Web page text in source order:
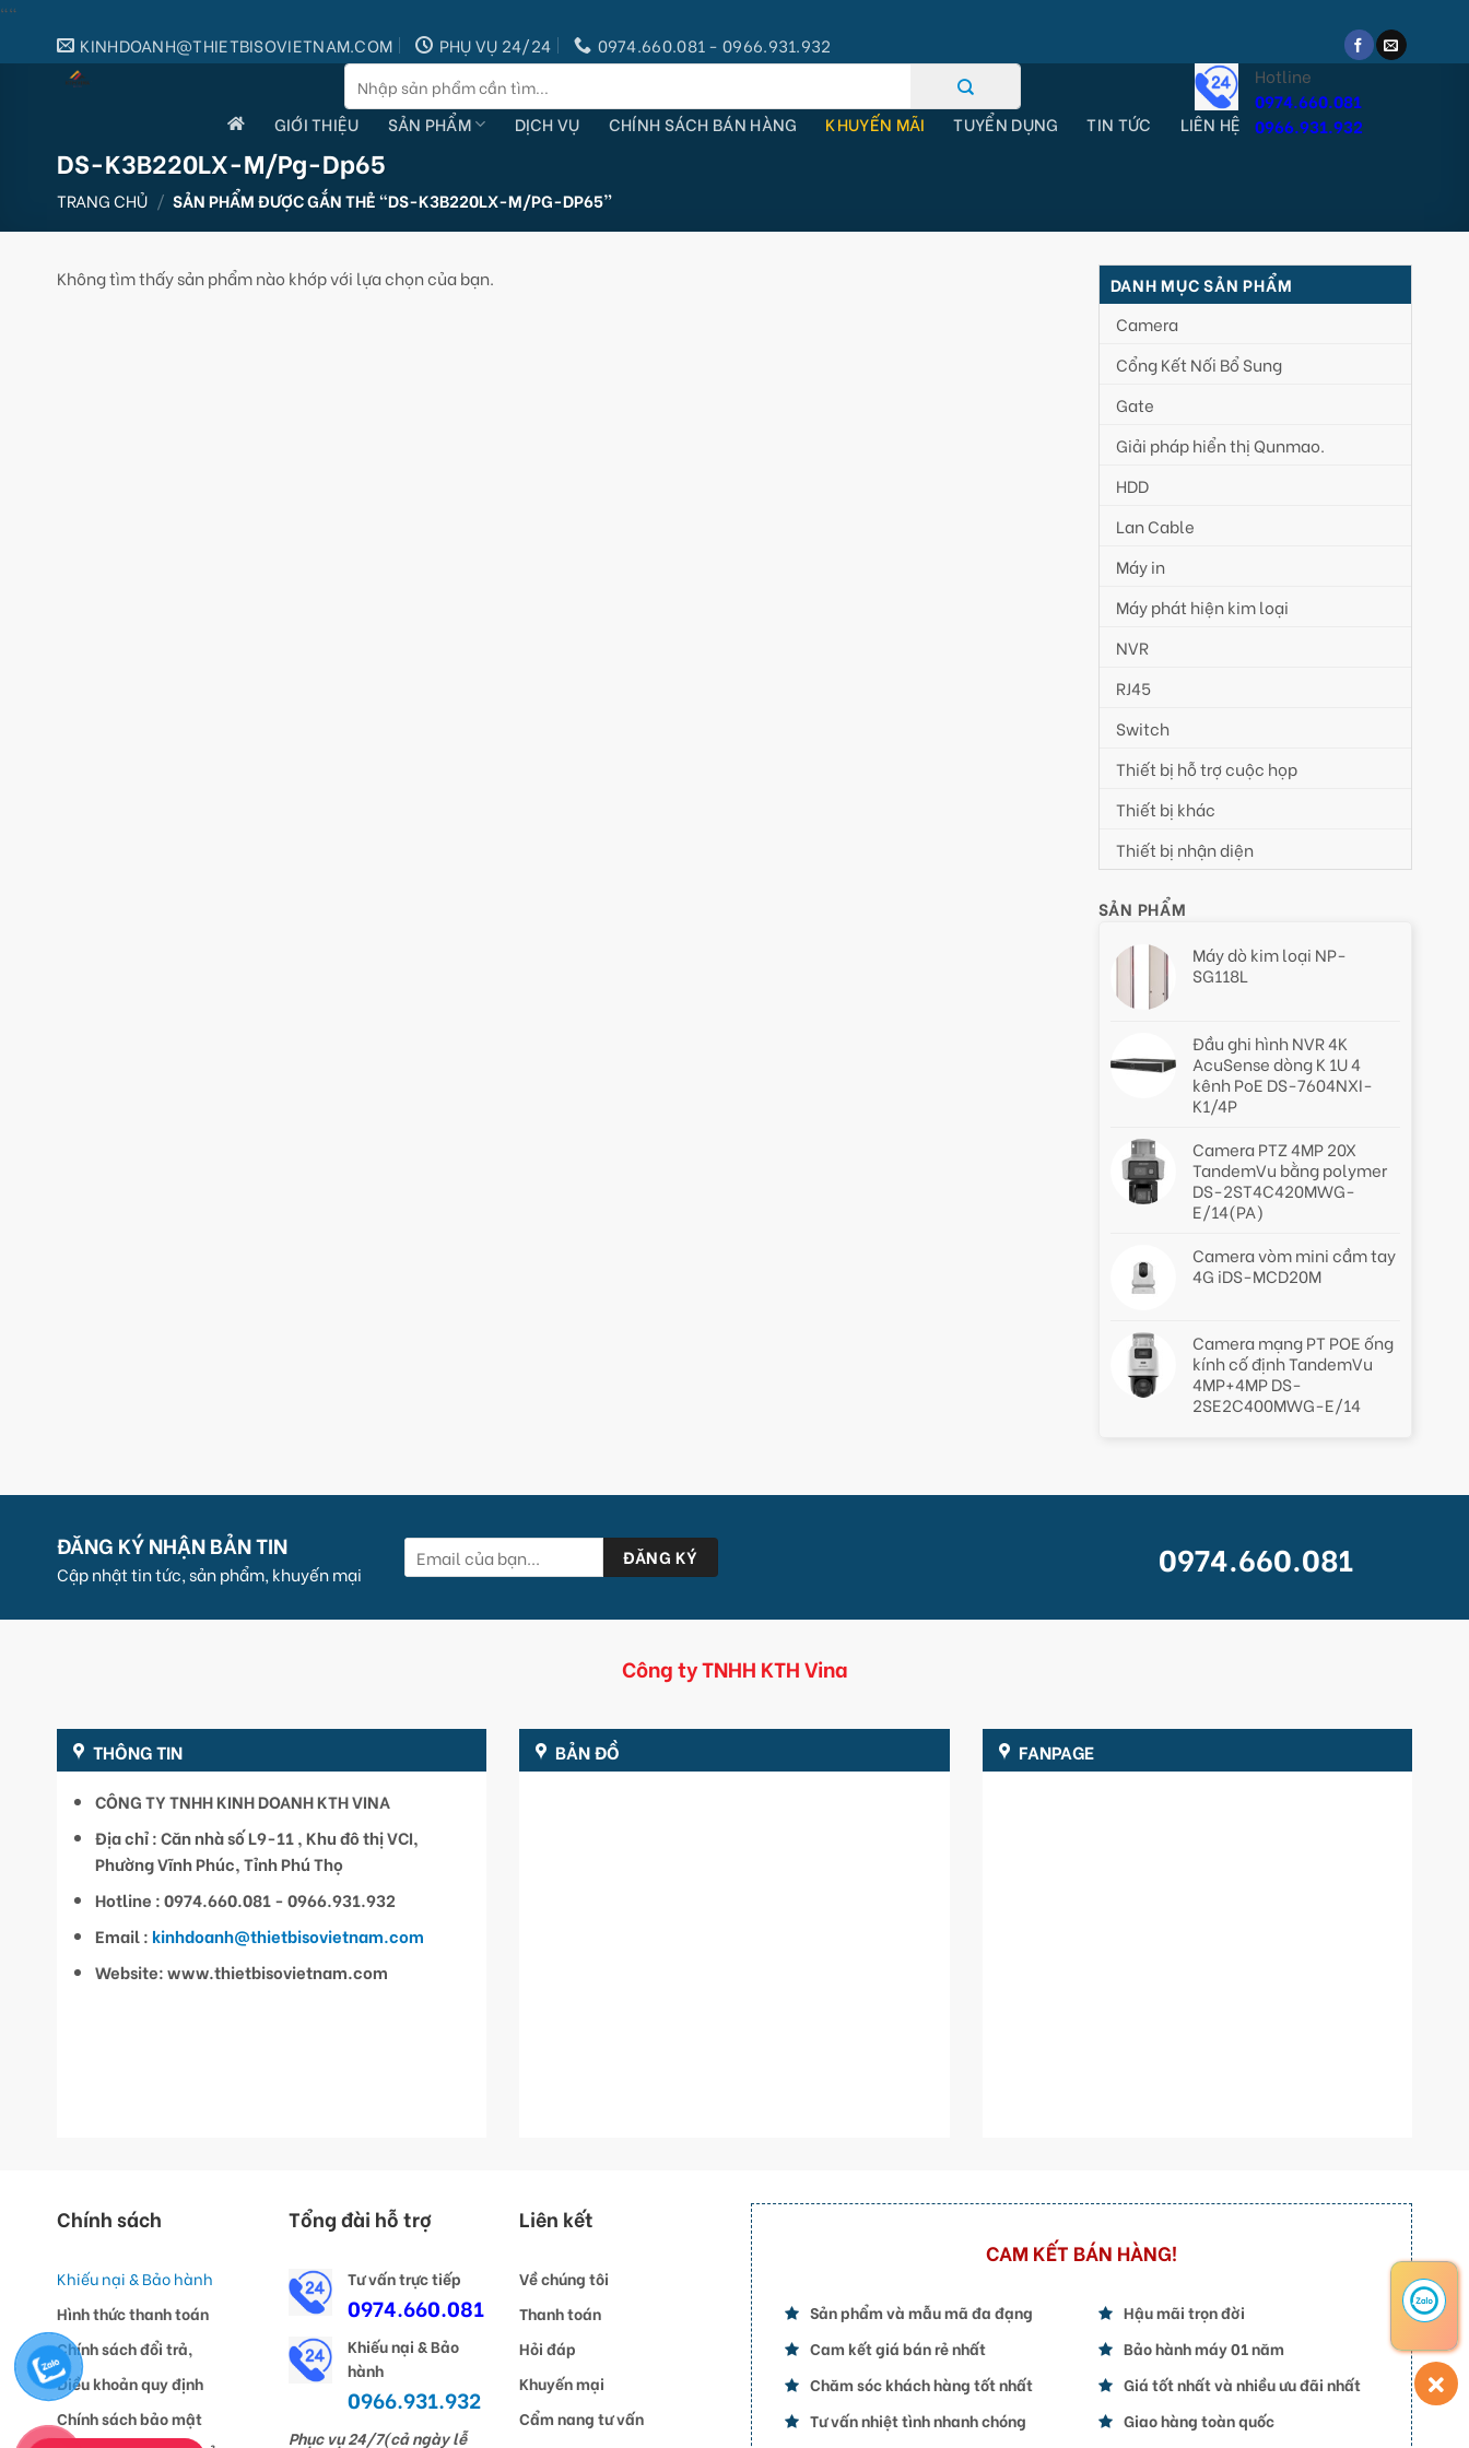
""
content
KINHDOANH@THIETBISOVIETNAM.COM PHỤ VỤ 24/24 0974.660.081 - 0966.931.932
Tìm
kiếm:
Hotline
0974.660.081
0966.931.932
GIỚI THIỆU SẢN PHẨM DỊCH VỤ CHÍNH SÁCH BÁN HÀNG KHUYẾN MÃI TUYỂN DỤNG TIN TỨC LIÊN HỆ
DS-K3B220LX-M/Pg-Dp65
TRANG CHỦ / SẢN PHẨM ĐƯỢC GẮN THẺ “DS-K3B220LX-M/PG-DP65”
Không tìm thấy sản phẩm nào khớp với lựa chọn của bạn.
DANH MỤC SẢN PHẨM
Camera
Cổng Kết Nối Bổ Sung
Gate
Giải pháp hiển thị Qunmao.
HDD
Lan Cable
Máy in
Máy phát hiện kim loại
NVR
RJ45
Switch
Thiết bị hỗ trợ cuộc họp
Thiết bị khác
Thiết bị nhận diện
SẢN PHẨM
Máy dò kim loại NP-
SG118L
Đầu ghi hình NVR 4K
AcuSense dòng K 1U 4
kênh PoE DS-7604NXI-
K1/4P
Camera PTZ 4MP 20X
TandemVu bằng polymer
DS-2ST4C420MWG-
E/14(PA)
Camera vòm mini cầm tay
4G iDS-MCD20M
Camera mạng PT POE ống
kính cố định TandemVu
4MP+4MP DS-
2SE2C400MWG-E/14
ĐĂNG KÝ NHẬN BẢN TIN
Cập nhật tin tức, sản phẩm, khuyến mại 0974.660.081
Công ty TNHH KTH Vina
THÔNG TIN
CÔNG TY TNHH KINH DOANH KTH VINA
Địa chỉ : Căn nhà số L9-11 , Khu đô thị VCI,
Phường Vĩnh Phúc, Tỉnh Phú Thọ
Hotline : 0974.660.081 - 0966.931.932
Email : kinhdoanh@thietbisovietnam.com
Website: www.thietbisovietnam.com
BẢN ĐỒ FANPAGE
Chính sách
Khiếu nại & Bảo hành
Hình thức thanh toán
Chính sách đổi trả,
Điều khoản quy định
Chính sách bảo mật
Tổng đài hỗ trợ
Tư vấn trực tiếp
0974.660.081
Khiếu nại & Bảo
hành
0966.931.932
Phục vụ 24/7(cả ngày lễ
Liên kết
Về chúng tôi
Thanh toán
Hỏi đáp
Khuyến mại
Cẩm nang tư vấn
CAM KẾT BÁN HÀNG!
Sản phẩm và mẫu mã đa đạng
Cam kết giá bán rẻ nhất
Chăm sóc khách hàng tốt nhất
Tư vấn nhiệt tình nhanh chóng
Hậu mãi trọn đời
Bảo hành máy 01 năm
Giá tốt nhất và nhiều ưu đãi nhất
Giao hàng toàn quốc